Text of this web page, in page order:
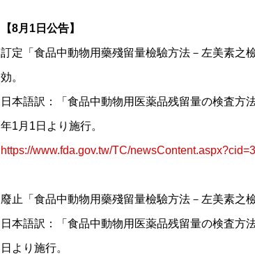
【8月1日公告】
訂定「食品中動物用藥殘留量檢驗方法－左美素之
効。
日本語訳：「食品中動物用医薬品残留量の検査方
年1月1日より施行。
https://www.fda.gov.tw/TC/
廢止「食品中動物用藥殘留量檢驗方法－左美素
日本語訳：「食品中動物用医薬品残留量の検査方
日より施行。